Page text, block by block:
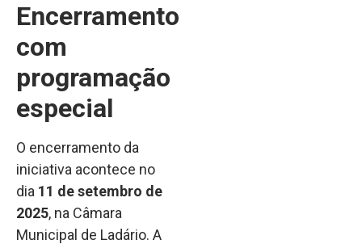
Encerramento
com
programação
especial
O encerramento da
iniciativa acontece no
dia 11 de setembro de
2025, na Câmara
Municipal de Ladário. A